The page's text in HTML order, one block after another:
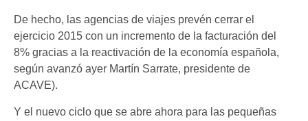
De hecho, las agencias de viajes prevén cerrar el
ejercicio 2015 con un incremento de la facturación del
8% gracias a la reactivación de la economía española,
según avanzó ayer Martín Sarrate, presidente de
ACAVE).
Y el nuevo ciclo que se abre ahora para las pequeñas